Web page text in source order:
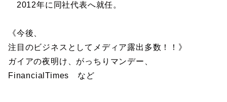
2012年に同社代表へ就任。
《今後、
注目のビジネスとしてメディア露出多数！！》
ガイアの夜明け、がっちりマンデー、
FinancialTimes など